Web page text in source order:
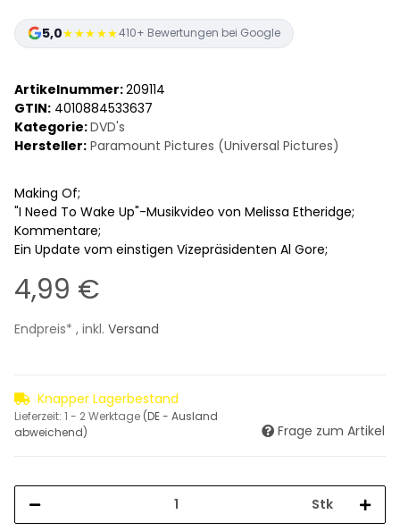
5,0★★★★★410+ Bewertungen bei Google
Artikelnummer:209114
GTIN: 4010884533637
Kategorie:DVD's
Hersteller: Paramount Pictures (Universal Pictures)
Making Of;
"I Need To Wake Up"-Musikvideo von Melissa Etheridge;
Kommentare;
Ein Update vom einstigen Vizepräsidenten Al Gore;
4,99 €
Endpreis* , inkl. Versand
Knapper Lagerbestand
Lieferzeit: 1 - 2 Werktage (DE - Ausland
abweichend)
Frage zum Artikel
Stk